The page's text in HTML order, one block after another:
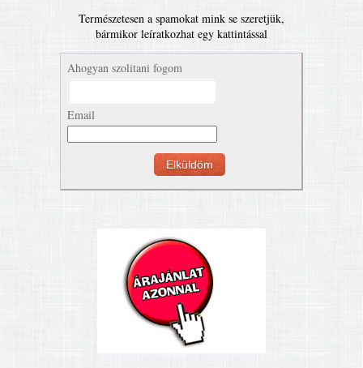
Természetesen a spamokat mink se szeretjük,
bármikor leíratkozhat egy kattintással
Ahogyan szolitani fogom
Email